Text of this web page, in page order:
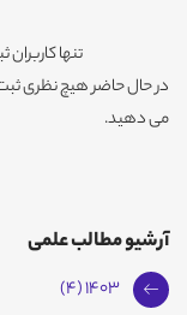
تنها
در حال حاضر هیچ نظری
می دهید.
آرشیو مطالب علمی
1403 (4)